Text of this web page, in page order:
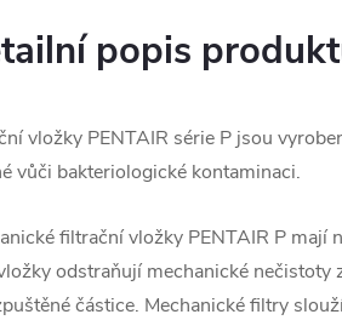
popis
vložky PENTAIR série P jsou
vůči bakteriologické kontaminaci.
filtrační vložky PENTAIR P mají
odstraňují mechanické nečistoty
částice. Mechanické filtry